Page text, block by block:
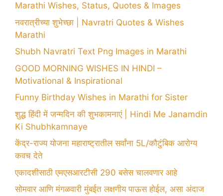
Marathi Wishes, Status, Quotes & Images
नवरात्रीच्या शुभेच्छा | Navratri Quotes & Wishes
Marathi
Shubh Navratri Text Png Images in Marathi
GOOD MORNING WISHES IN HINDI –
Motivational & Inspirational
Funny Birthday Wishes in Marathi for Sister
शुद्ध हिंदी में जन्मदिन की शुभकामनाएं | Hindi Me Janamdin
Ki Shubhkamnaye
केंद्र-राज्य योजना महाराष्ट्रातील सर्वांना 5L/कौटुंबिक आरोग्य
कवच देते
एकादशीसाठी एमएसआरटीसी 290 बसेस चालवणार आहे
सोमवार आणि मंगळवारी मुंबईत लक्षणीय पाऊस होईल, असा अंदाज